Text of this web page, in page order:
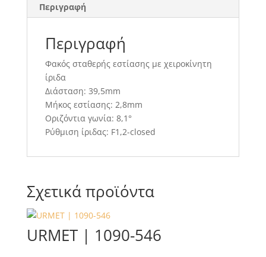
Περιγραφή
Περιγραφή
Φακός σταθερής εστίασης με χειροκίνητη
ίριδα
Διάσταση: 39,5mm
Μήκος εστίασης: 2,8mm
Οριζόντια γωνία: 8,1°
Ρύθμιση ίριδας: F1,2-closed
Σχετικά προϊόντα
URMET | 1090-546